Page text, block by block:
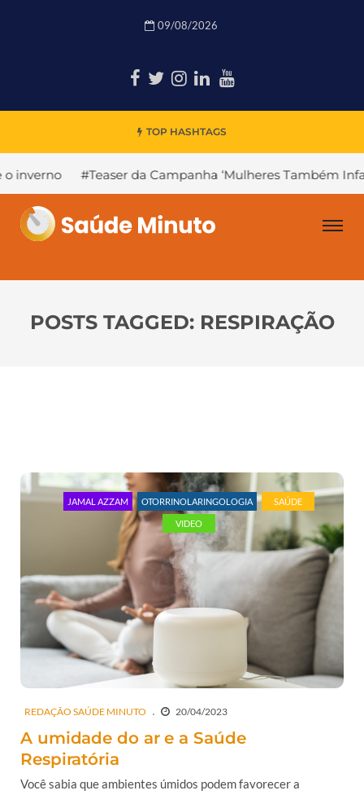
09/08/2026
TOP HASHTAGS
#Teaser da Campanha ‘Mulheres Também Infartam’
POSTS TAGGED: RESPIRAÇÃO
JAMAL AZZAM OTORRINOLARINGOLOGIA SAÚDE
VIDEO
REDAÇÃO SAÚDE MINUTO 20/04/2023
A umidade do ar e a Saúde
Respiratória
Você sabia que ambientes úmidos podem favorecer a